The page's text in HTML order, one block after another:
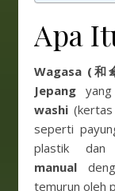
Apa
Wagasa (和
Jepang
washi
seperti
plastik dan
manual
temurun oleh